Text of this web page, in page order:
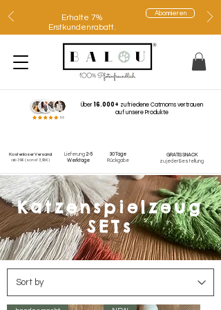
Erhalte 7%
Erstkundenrabatt.
Abonnieren
Über16.000+ zufriedene Catmoms vertrauen
auf unsere Produkte
GRATIS SNACK
zu jeder Bestellung
Kostenloser Versand
ab 39€(sonst 3,95€)
Lieferung 2-5
Werktage
30 Tage
Rückgabe
Katzenspielzeug
SETs